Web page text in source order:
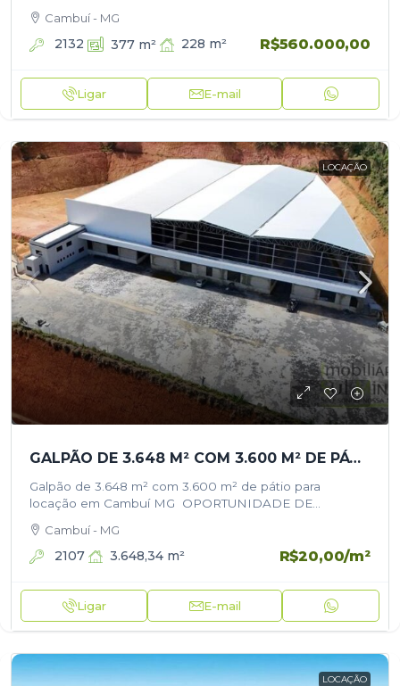
empreender, este imóvel…
Cambuí - MG
2132 377 m² 228 m² R$560.000,00
Ligar E-mail
LOCAÇÃO
GALPÃO DE 3.648 M² COM 3.600 M² DE PÁTIO PARA LOCAÇÃO EM CAMBUÍ MG
Galpão de 3.648 m² com 3.600 m² de pátio para
locação em Cambuí MG OPORTUNIDADE DE
indústria ou distribuição. Área construída:…
Cambuí - MG
2107 3.648,34 m² R$20,00/m²
Ligar E-mail
LOCAÇÃO